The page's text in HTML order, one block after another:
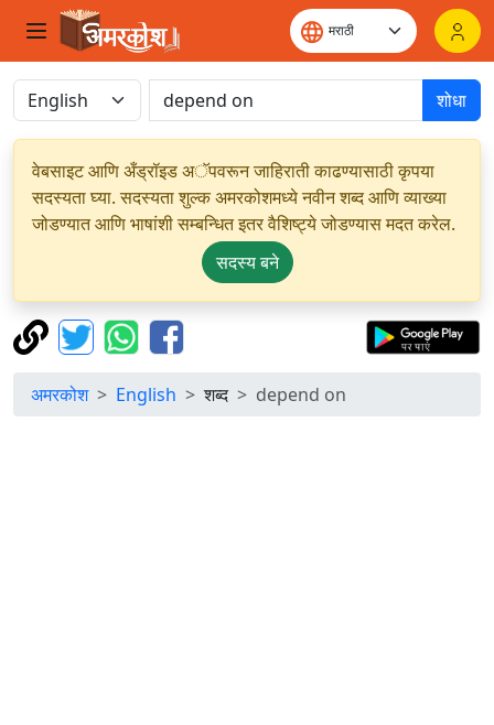
शोधा
वेबसाइट आणि अँड्रॉइड अॅपवरून जाहिराती काढण्यासाठी कृपया
सदस्यता घ्या. सदस्यता शुल्क अमरकोशमध्ये नवीन शब्द आणि व्याख्या
जोडण्यात आणि भाषांशी सम्बन्धित इतर वैशिष्ट्ये जोडण्यास मदत करेल.
सदस्य बने
अमरकोश English शब्द depend on